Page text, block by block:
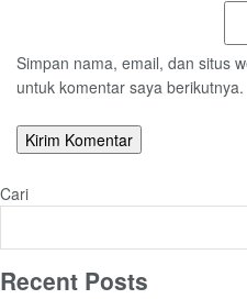
Simpan nama, email, dan situs
untuk komentar saya berikutnya.
Cari
Recent Posts